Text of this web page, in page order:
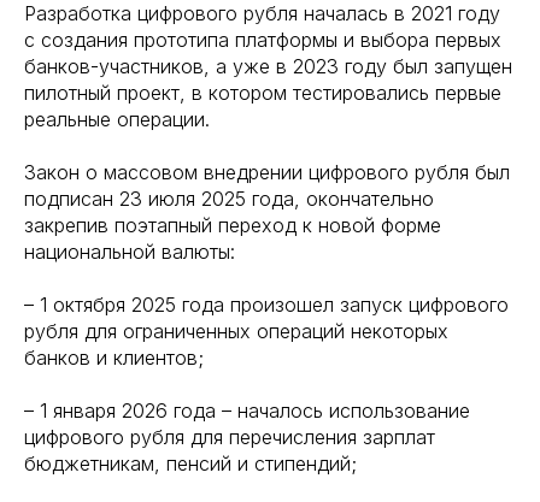
Разработка цифрового рубля началась в 2021 году
с создания прототипа платформы и выбора первых
банков-участников, а уже в 2023 году был запущен
пилотный проект, в котором тестировались первые
реальные операции.
Закон о массовом внедрении цифрового рубля был
подписан 23 июля 2025 года, окончательно
закрепив поэтапный переход к новой форме
национальной валюты:
– 1 октября 2025 года произошел запуск цифрового
рубля для ограниченных операций некоторых
банков и клиентов;
– 1 января 2026 года – началось использование
цифрового рубля для перечисления зарплат
бюджетникам, пенсий и стипендий;